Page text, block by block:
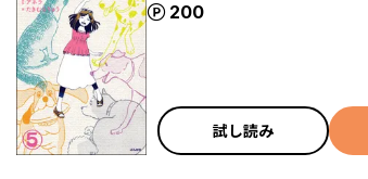
200
ポイント
試し読み